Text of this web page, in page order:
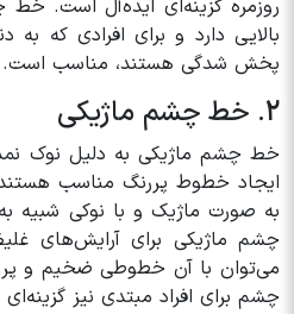
روزمره گزینه‌ای ایده‌آل است.
بالایی دارد و برای افرادی که
پخش شدگی هستند، مناسب است.
2. خط چشم ماژیکی
خط چشم ماژیکی به دلیل نوک
ایجاد خطوط پررنگ مناسب
به صورت ماژیک و با نوکی
چشم ماژیکی برای آرایش‌های
می‌توان با آن خطوطی ضخیم و
چشم برای افراد مبتدی نیز